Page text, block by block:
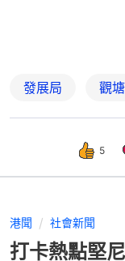
發展局 觀塘
5
港聞 社會新聞
打卡熱點堅